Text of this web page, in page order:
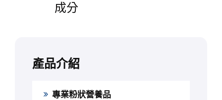
成分
產品介紹
專業粉狀營養品